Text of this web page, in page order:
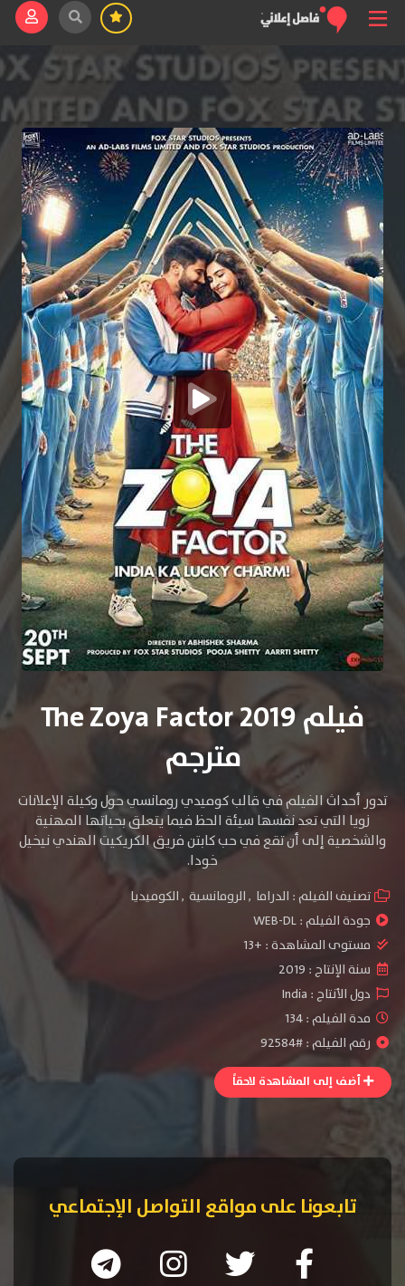
فيلم The Zoya Factor 2019
مترجم
تدور أحداث الفيلم في قالب كوميدي رومانسي حول وكيلة اﻹعلانات
زويا التي تعد نفسها سيئة الحظ فيما يتعلق بحياتها المهنية
والشخصية إلى أن تقع في حب كابتن فريق الكريكيت الهندي نيخيل
خودا.
تصنيف الفيلم : الدراما ,الرومانسية ,الكوميديا
جودة الفيلم :WEB-DL
مستوى المشاهدة : +13
سنة الإنتاج : 2019
دول الأنتاج : India
مدة الفيلم : 134
رقم الفيلم : #92584
أضف إلى المشاهدة لاحقاً
تابعونا على مواقع التواصل الإجتماعي